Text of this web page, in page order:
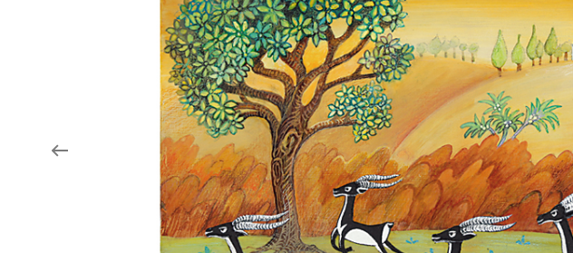
Aukce filmových klapek
Zlín Film Festival